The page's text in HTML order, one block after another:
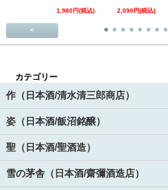
1,980円(税込) 2,090円(税込)
<
カテゴリー
作（日本酒/清水清三郎商店）
姿（日本酒/飯沼銘醸）
聖（日本酒/聖酒造）
雪の茅舎（日本酒/齋彌酒造店）